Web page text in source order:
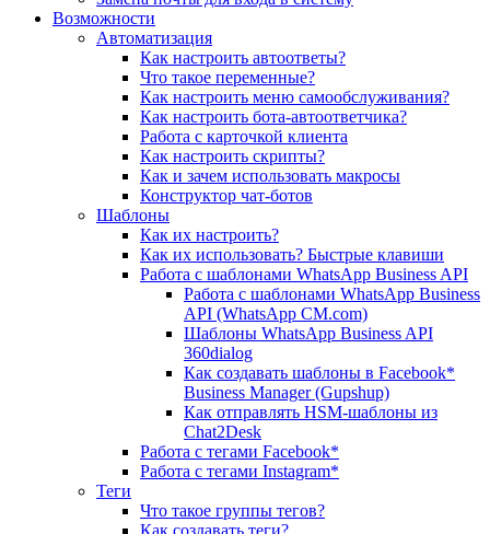
Возможности
Автоматизация
Как настроить автоответы?
Что такое переменные?
Как настроить меню самообслуживания?
Как настроить бота-автоответчика?
Работа с карточкой клиента
Как настроить скрипты?
Как и зачем использовать макросы
Конструктор чат-ботов
Шаблоны
Как их настроить?
Как их использовать? Быстрые клавиши
Работа с шаблонами WhatsApp Business API
Работа с шаблонами WhatsApp Business
API (WhatsApp CM.com)
Шаблоны WhatsApp Business API
360dialog
Как создавать шаблоны в Facebook*
Business Manager (Gupshup)
Как отправлять HSM-шаблоны из
Chat2Desk
Работа с тегами Facebook*
Работа с тегами Instagram*
Теги
Что такое группы тегов?
Как создавать теги?